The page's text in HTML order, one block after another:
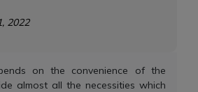
2022
on the convenience of the
almost all the necessities which